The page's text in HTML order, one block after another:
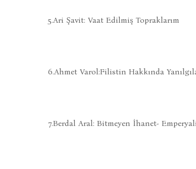
5.Ari Şavit: Vaat Edilmiş Topraklarım
6.Ahmet Varol:Filistin Hakkında
7.Berdal Aral: Bitmeyen İhanet-